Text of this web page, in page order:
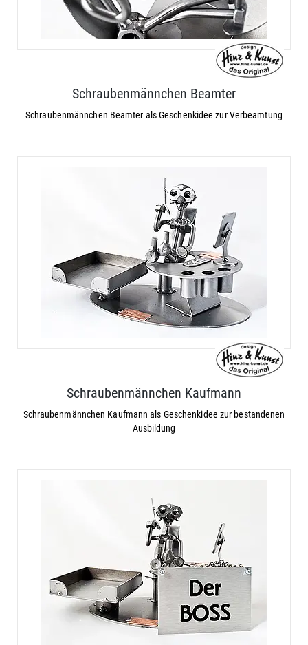
Schraubenmännchen Beamter
Schraubenmännchen Beamter als Geschenkidee zur Verbeamtung
Schraubenmännchen Kaufmann
Schraubenmännchen Kaufmann als Geschenkidee zur bestandenen
Ausbildung